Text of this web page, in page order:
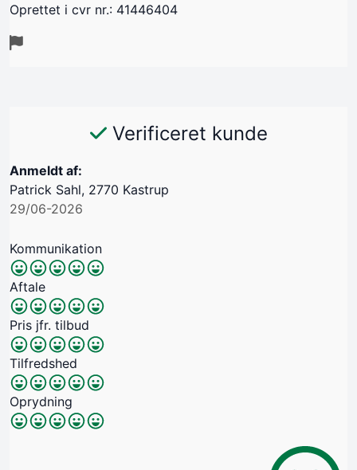
Oprettet i cvr nr.: 41446404
Verificeret kunde
Anmeldt af:
Patrick Sahl, 2770 Kastrup
29/06-2026
Kommunikation
Aftale
Pris jfr. tilbud
Tilfredshed
Oprydning